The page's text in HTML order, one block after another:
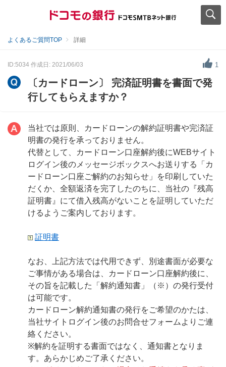
よくあるご質問TOP 詳細
ID:5034 作成日: 2021/06/03 1
〔カードローン〕 完済証明書を書面で発
行してもらえますか？
当社では原則、カードローンの解約証明書や完済証
明書の発行を承っておりません。
代替として、カードローン口座解約後にWEBサイト
ログイン後のメッセージボックスへお送りする「カ
ードローン口座ご解約のお知らせ」を印刷していた
だくか、全額返済を完了したのちに、当社の『残高
証明書』にて借入残高がないことを証明していただ
けるようご案内しております。
証明書
なお、上記方法では代用できず、別途書面が必要な
ご事情がある場合は、カードローン口座解約後に、
その旨を記載した「解約通知書」（※）の発行受付
は可能です。
カードローン解約通知書の発行をご希望のかたは、
当社サイトログイン後のお問合せフォームよりご連
絡ください。
※解約を証明する書面ではなく、通知書となりま
す。あらかじめご了承ください。